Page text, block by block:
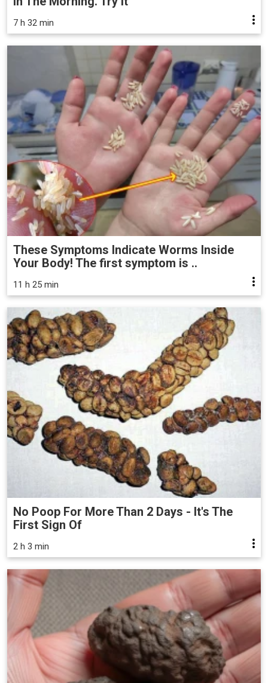
7 h 32 min
These Symptoms Indicate Worms Inside
Your Body! The first symptom is ..
11 h 25 min
No Poop For More Than 2 Days - It's The
First Sign Of
2 h 3 min